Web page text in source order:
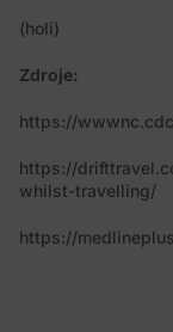
(holi)
Zdroje:
https://
https://
whilst-travelling/
https://